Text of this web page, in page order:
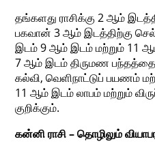
தங்களது ராசிக்கு 2 ஆம்
பகவான் 3 ஆம் இடத்திற்கு
இடம் 9 ஆம் இடம் மற்றும் 11
7 ஆம் இடம் திருமண பந்தத்தை
கல்வி, வெளிநாட்டுப் பயணம்
11 ஆம் இடம் லாபம் மற்றும்
குறிக்கும்.
கன்னி ராசி – தொழிலும்